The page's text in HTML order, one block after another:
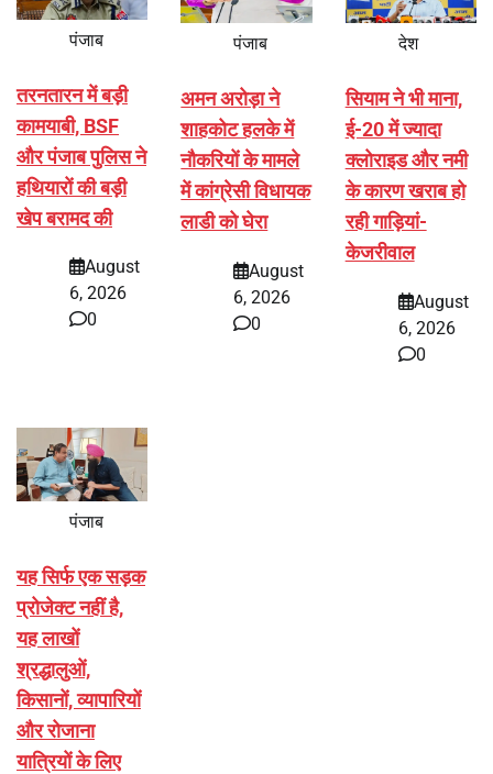
पंजाब
तरनतारन में बड़ी
कामयाबी, BSF
और पंजाब पुलिस ने
हथियारों की बड़ी
खेप बरामद की
August
6, 2026
0
पंजाब
अमन अरोड़ा ने
शाहकोट हलके में
नौकरियों के मामले
में कांग्रेसी विधायक
लाडी को घेरा
August
6, 2026
0
देश
सियाम ने भी माना,
ई-20 में ज्यादा
क्लोराइड और नमी
के कारण खराब हो
रही गाड़ियां-
केजरीवाल
August
6, 2026
0
पंजाब
यह सिर्फ एक सड़क
प्रोजेक्ट नहीं है,
यह लाखों
श्रद्धालुओं,
किसानों, व्यापारियों
और रोजाना
यात्रियों के लिए